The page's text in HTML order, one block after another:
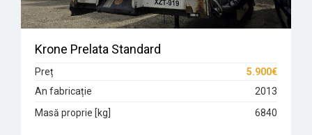
Krone Prelata Standard
Preț
5.900€
An fabricație
2013
Masă proprie [kg]
6840